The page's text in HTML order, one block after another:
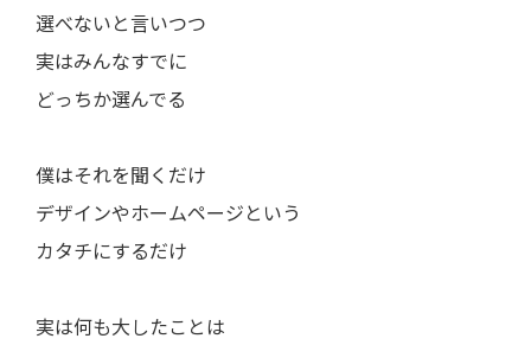
選べないと言いつつ
実はみんなすでに
どっちか選んでる
僕はそれを聞くだけ
デザインやホームページという
カタチにするだけ
実は何も大したことは